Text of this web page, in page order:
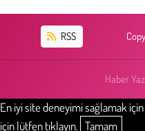
RSS
Haber
En iyi site deneyimi sağlamak
için lütfen tıklayın. Tamam